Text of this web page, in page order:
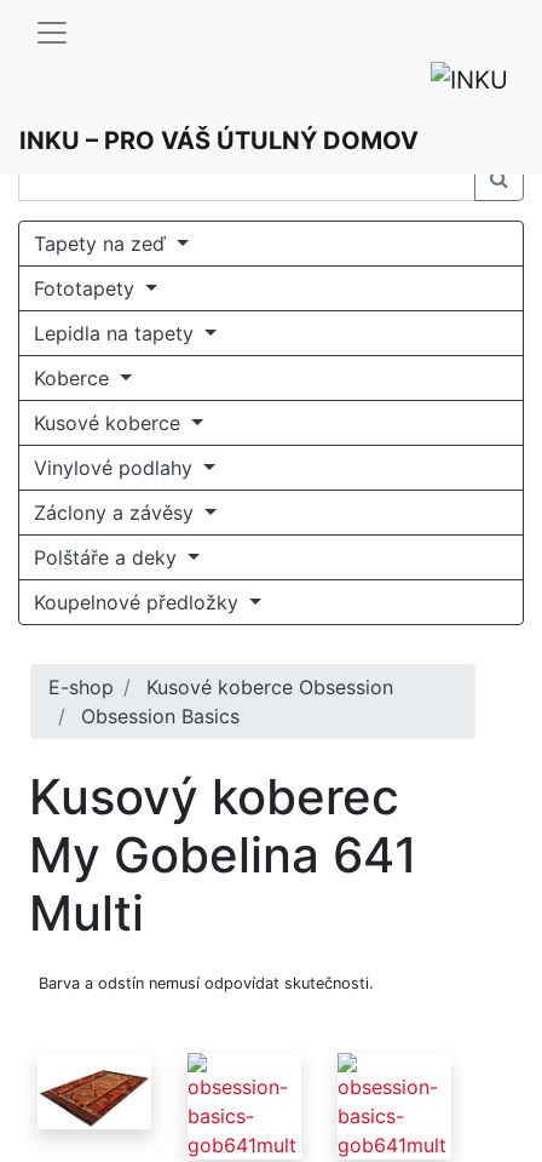
INKU – PRO VÁŠ ÚTULNÝ DOMOV
Tapety na zeď
Fototapety
Lepidla na tapety
Koberce
Kusové koberce
Vinylové podlahy
Záclony a závěsy
Polštáře a deky
Koupelnové předložky
E-shop
Kusové koberce Obsession
Obsession Basics
Kusový koberec
My Gobelina 641
Multi
Barva a odstín nemusí odpovídat skutečnosti.